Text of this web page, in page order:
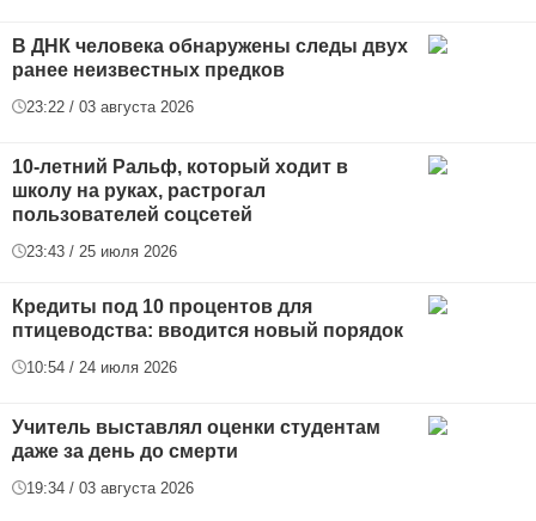
В ДНК человека обнаружены следы двух
ранее неизвестных предков
23:22 / 03 августа 2026
10-летний Ральф, который ходит в
школу на руках, растрогал
пользователей соцсетей
23:43 / 25 июля 2026
Кредиты под 10 процентов для
птицеводства: вводится новый порядок
10:54 / 24 июля 2026
Учитель выставлял оценки студентам
даже за день до смерти
19:34 / 03 августа 2026